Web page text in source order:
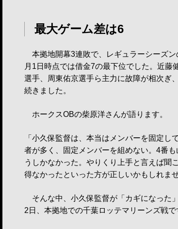
最大ゲーム差は6
本拠地開幕3連敗で、レギュラーシーズ
月1日時点では借金7の最下位でした。近藤
選手、周東佑京選手ら主力に故障が相次ぎ
続きました。
ホークスOBの柴原洋さんが語ります。
「小久保監督は、本当はメンバーを固定し
者が多く、固定メンバーを組めない。4番
うしかなかった。やりくり上手と言えば聞
得なかったといった方が正しいかもしれませ
そんな中、小久保監督が「カギになった
2日、本拠地での千葉ロッテマリーンズ戦で